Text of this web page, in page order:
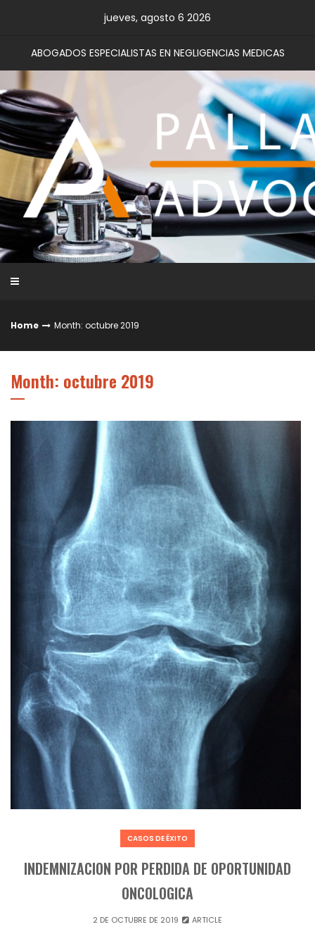
jueves, agosto 6 2026
ABOGADOS ESPECIALISTAS EN NEGLIGENCIAS MEDICAS
Home Month: octubre 2019
Month: octubre 2019
CASOS DE ÉXITO
INDEMNIZACION POR PERDIDA DE OPORTUNIDAD
ONCOLOGICA
2 DE OCTUBRE DE 2019 ARTICLE